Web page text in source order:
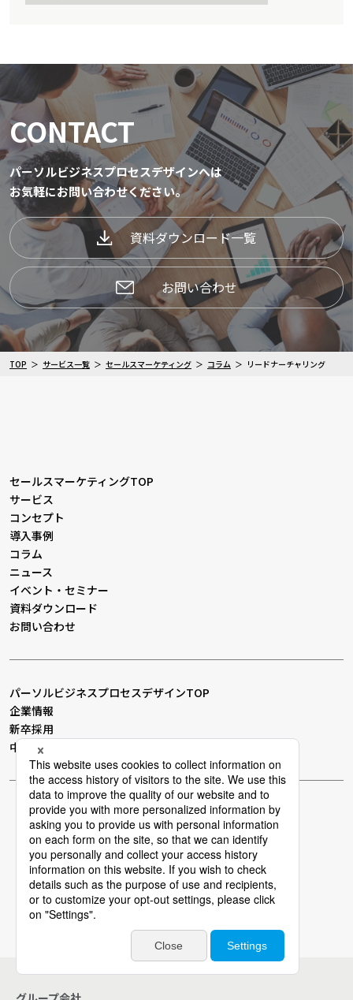
CONTACT
パーソルビジネスプロセスデザインへは
お気軽にお問い合わせください。
資料ダウンロード一覧
お問い合わせ
TOP サービス一覧 セールスマーケティング コラム リードナーチャリング
セールスマーケティングTOP
サービス
コンセプト
導入事例
コラム
ニュース
イベント・セミナー
資料ダウンロード
お問い合わせ
パーソルビジネスプロセスデザインTOP
企業情報
新卒採用
中途採用
個人情報保護方針 個人情報の取り扱いについて
情報セキュリティー基本方針 Cookieポリシー
電子広告 サイトマップ